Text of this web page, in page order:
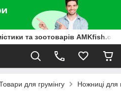
та зоотоварів AMKfish.com
для грумінгу Ножниці для